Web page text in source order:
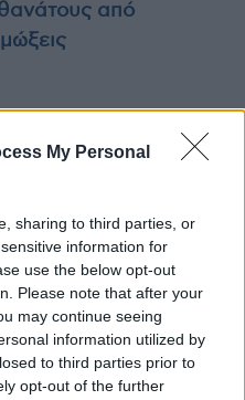
My Personal
sharing to third parties, or
information for
use the below opt-out
Please note that after your
may continue seeing
information utilized by
to third parties prior to
opt-out of the further
θανάτους από
Άρης Αγγελής